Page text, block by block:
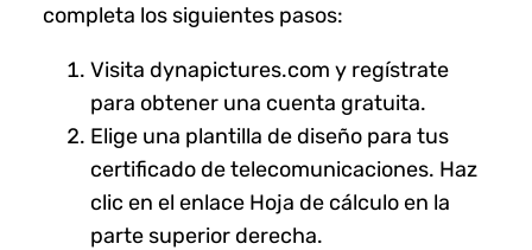
completa los siguientes pasos:
Visita dynapictures.com y regístrate
para obtener una cuenta gratuita.
Elige una plantilla de diseño para tus
certificado de telecomunicaciones. Haz
clic en el enlace Hoja de cálculo en la
parte superior derecha.